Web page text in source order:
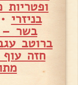
ופטריות
בניזרי
בשר –
ברוטב
חזה